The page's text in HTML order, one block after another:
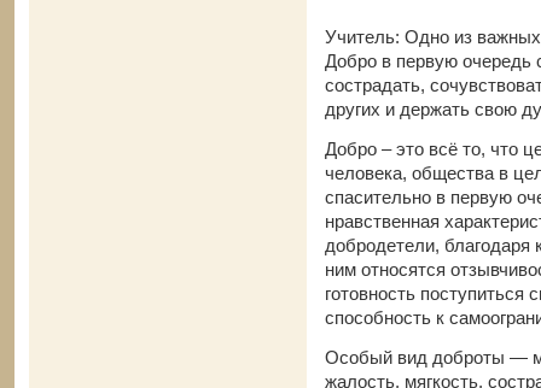
Учитель: Одно из важных
Добро в первую очередь
сострадать,
других и держать свою
Добро – это всё то, что
человека, общества в
спасительно в первую
нравственная
добродетели, благодаря
ним относятся
готовность поступиться
способность к
Особый вид доброты —
жалость, мягкость,